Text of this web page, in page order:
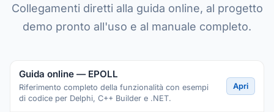
Collegamenti diretti alla guida online, al progetto
demo pronto all'uso e al manuale completo.
Guida online — EPOLL
Riferimento completo della funzionalità con esempi
di codice per Delphi, C++ Builder e .NET.
Apri